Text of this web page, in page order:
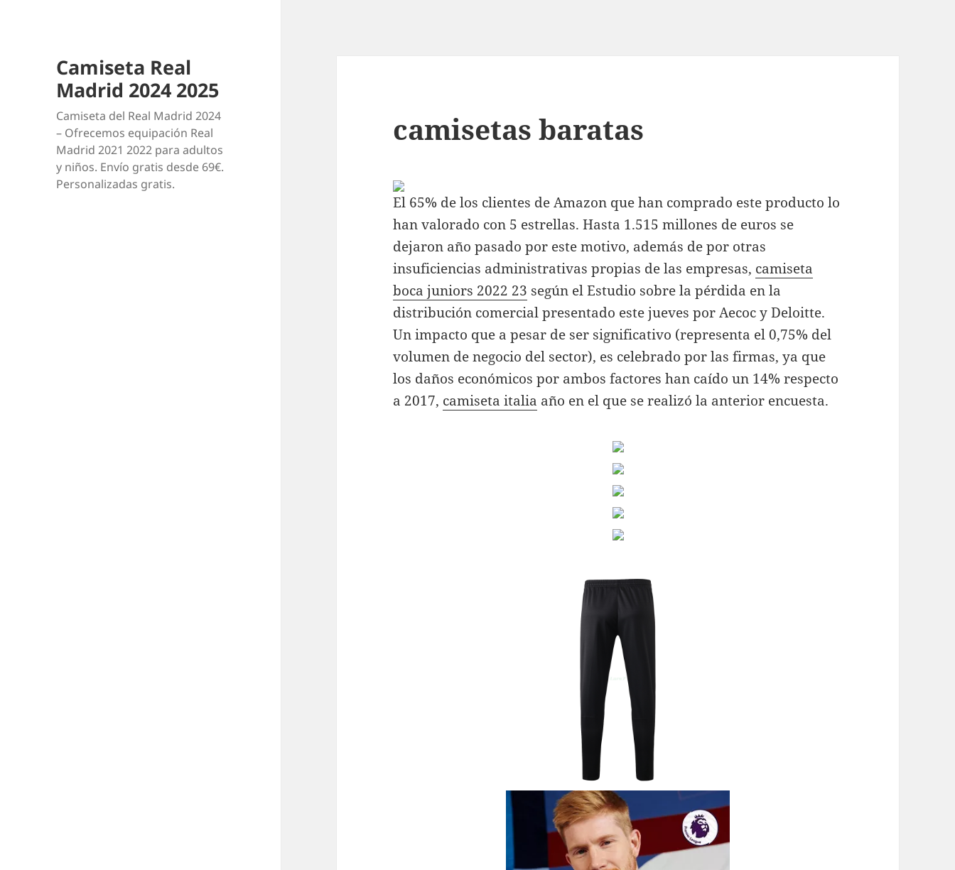
Camiseta Real
Madrid 2024 2025
Camiseta del Real Madrid 2024
– Ofrecemos equipación Real
Madrid 2021 2022 para adultos
y niños. Envío gratis desde 69€.
Personalizadas gratis.
camisetas baratas
El 65% de los clientes de Amazon que han comprado este producto lo
han valorado con 5 estrellas. Hasta 1.515 millones de euros se
dejaron año pasado por este motivo, además de por otras
insuficiencias administrativas propias de las empresas, camiseta
boca juniors 2022 23 según el Estudio sobre la pérdida en la
distribución comercial presentado este jueves por Aecoc y Deloitte.
Un impacto que a pesar de ser significativo (representa el 0,75% del
volumen de negocio del sector), es celebrado por las firmas, ya que
los daños económicos por ambos factores han caído un 14% respecto
a 2017, camiseta italia año en el que se realizó la anterior encuesta.